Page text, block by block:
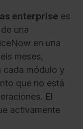
enterprise es
una
en una
meses,
cada módulo y
que no está
El
activamente